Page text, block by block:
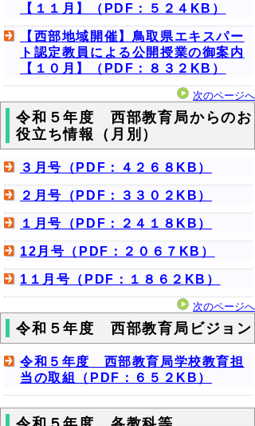
【１１月】（PDF：５２４KB）
【西部地域開催】鳥取県エキスパー
ト認定教員による公開授業の御案内
【１０月】（PDF：８３２KB）
次のページへ
令和５年度 西部教育局からのお
役立ち情報（月別）
３月号（PDF：４２６８KB）
２月号（PDF：３３０２KB）
１月号（PDF：２４１８KB）
12月号（PDF：２０６７KB）
1１月号（PDF：１８６２KB）
次のページへ
令和５年度 西部教育局ビジョン
令和５年度 西部教育局学校教育担
当の取組（PDF：６５２KB）